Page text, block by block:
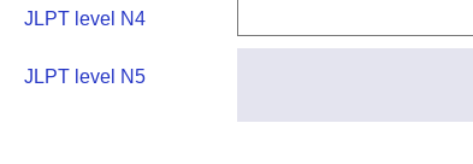
JLPT level N4
JLPT level N5